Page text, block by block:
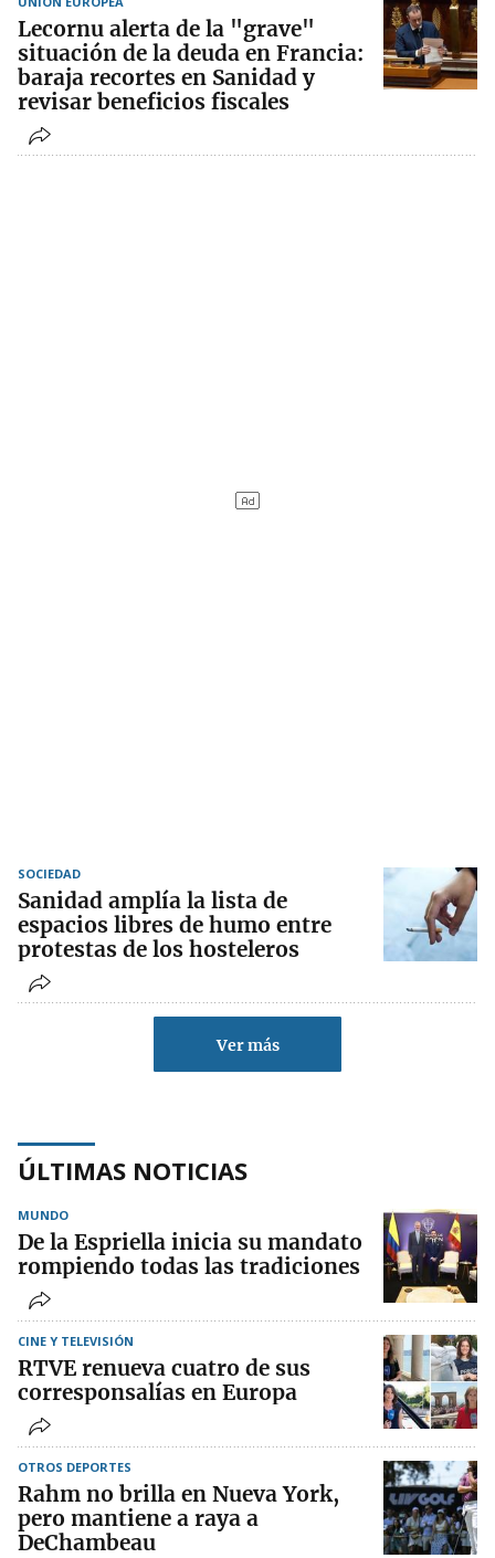
Lecornu alerta de la "grave"
situación de la deuda en Francia:
baraja recortes en Sanidad y
revisar beneficios fiscales
SOCIEDAD
Sanidad amplía la lista de
espacios libres de humo entre
protestas de los hosteleros
Ver más
ÚLTIMAS NOTICIAS
MUNDO
De la Espriella inicia su mandato
rompiendo todas las tradiciones
CINE Y TELEVISIÓN
RTVE renueva cuatro de sus
corresponsalías en Europa
OTROS DEPORTES
Rahm no brilla en Nueva York,
pero mantiene a raya a
DeChambeau